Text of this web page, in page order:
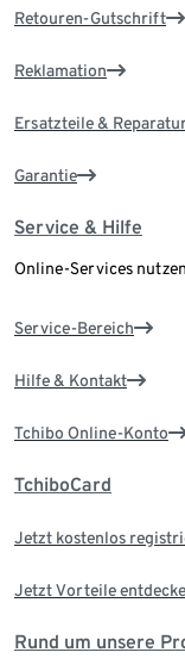
Retouren-Gutschrift
Reklamation
Ersatzteile &
Garantie
Service & Hilfe
Online-Services
Service-Bereich
Hilfe & Kontakt
Tchibo Online-Konto
TchiboCard
Jetzt kostenlos
Jetzt Vorteile
Rund um unsere